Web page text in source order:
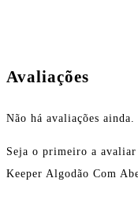
Avaliações
Não há avaliações ainda.
Seja o primeiro a avaliar
Keeper Algodão Com